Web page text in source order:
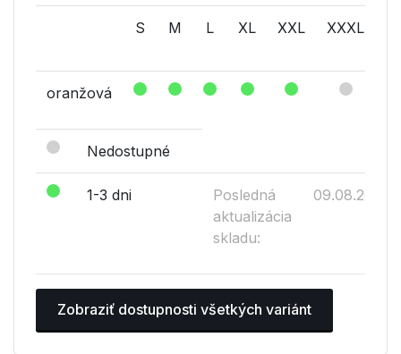
S M L XL XXL
XXXL
oranžová
Nedostupné
1-3 dni
Posledná
aktualizácia
skladu:
09.08.2026
Zobraziť dostupnosti všetkých variánt